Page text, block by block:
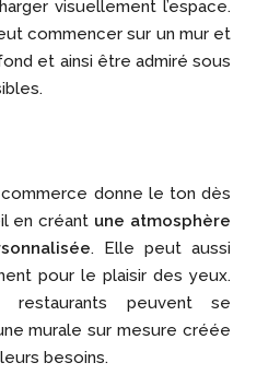
visuellement l’espace.
commencer sur un mur et
et ainsi être admiré sous
donne le ton dès
en créant une atmosphère
. Elle peut aussi
pour le plaisir des yeux.
restaurants peuvent se
murale sur mesure créée
besoins.